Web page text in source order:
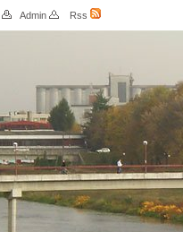
Admin Rss